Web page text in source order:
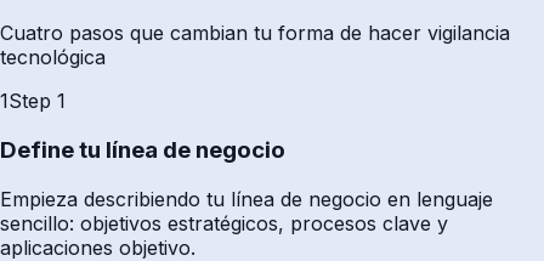
Cuatro pasos que cambian tu forma de hacer vigilancia
tecnológica
1Step 1
Define tu línea de negocio
Empieza describiendo tu línea de negocio en lenguaje
sencillo: objetivos estratégicos, procesos clave y
aplicaciones objetivo.